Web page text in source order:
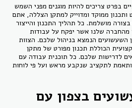
בפרט צריכים להיות מוגנים מפני השמש
ממוקד ומדוייק למתקן הצללה, אתם
מושלמת. כל תהליך התכנון והייצור
מהחברה שלנו אשר יפקח על עבודות
הנמצא בניהול שלכם. הצוות
הכוללת תכנון מפורט של מתקן
לדרישות שלכם. כל תוכנית עבודה עם
4 העונות, מותאמת לתקציב שנקבע מראש ועל פי לוחות
בצפון עם